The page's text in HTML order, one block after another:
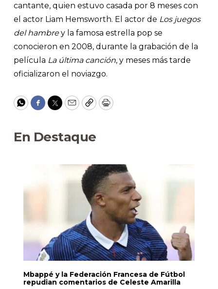
cantante, quien estuvo casada por 8 meses con
el actor Liam Hemsworth. El actor de Los juegos
del hambrey la famosa estrella pop se
conocieron en 2008, durante la grabación de la
película La última canción, y meses más tarde
oficializaron el noviazgo.
WhatsApp
Facebook
Twitter
EmailCopyPrint
En Destaque
Mbappé y la Federación Francesa de Fútbol
repudian comentarios de Celeste Amarilla